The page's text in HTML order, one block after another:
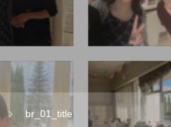
br_01_title